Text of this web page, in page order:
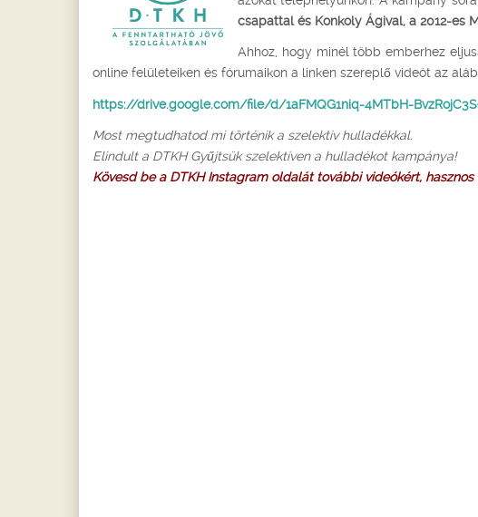
csapattal és Konkoly Ágival, a 2012-es
Ahhoz, hogy minél több emberhez
online felületeiken és fórumaikon a linken szereplő videót az
https://drive.google.com/file/d/1aFMQG1niq-4MTbH-
Most megtudhatod mi történik a szelektív hulladékkal.
Elindult a DTKH Gyűjtsük szelektíven a hulladékot kampánya!
Kövesd be a DTKH Instagram oldalát további videókért,